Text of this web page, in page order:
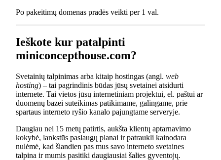
Po pakeitimų domenas pradės veikti per 1 val.
Ieškote kur patalpinti
miniconcepthouse.com?
Svetainių talpinimas arba kitaip hostingas (angl. web
hosting) – tai pagrindinis būdas jūsų svetainei atsidurti
internete. Tai vietos jūsų internetiniam projektui, el. paštui ar
duomenų bazei suteikimas patikimame, galingame, prie
spartaus interneto ryšio kanalo pajungtame serveryje.
Daugiau nei 15 metų patirtis, aukšta klientų aptarnavimo
kokybė, lankstūs paslaugų planai ir patraukli kainodara
nulėmė, kad šiandien pas mus savo interneto svetaines
talpina ir mumis pasitiki daugiausiai šalies gyventojų.